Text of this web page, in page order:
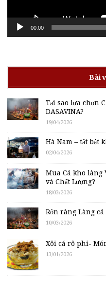
00:00
Bài
Tại sao lựa chọn
DASAVINA?
19/04/2026
Hà Nam – tất bật
02/04/2026
Mua Cá kho làng
và Chất Lượng?
18/03/2026
Rộn ràng Làng cá
10/03/2026
Xôi cá rô phi-
13/01/2026